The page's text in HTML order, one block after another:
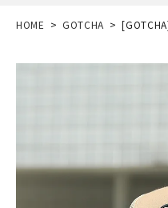
新規会員登録｜ログイン
ご利用ガイド
HOME GOTCHA